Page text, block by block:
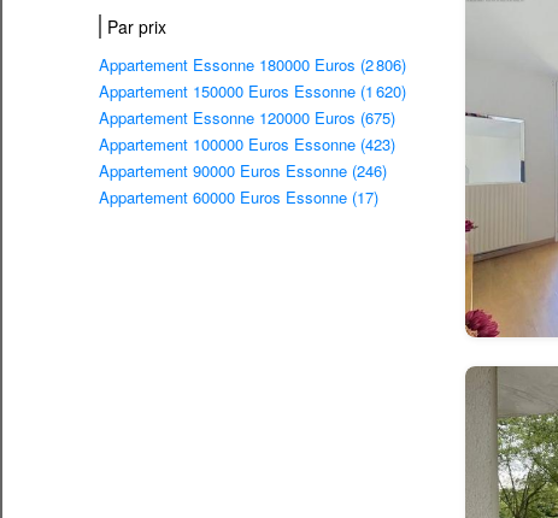
Par prix
Appartement Essonne 180000 Euros (2 806)
Appartement 150000 Euros Essonne (1 620)
Appartement Essonne 120000 Euros (675)
Appartement 100000 Euros Essonne (423)
Appartement 90000 Euros Essonne (246)
Appartement 60000 Euros Essonne (17)